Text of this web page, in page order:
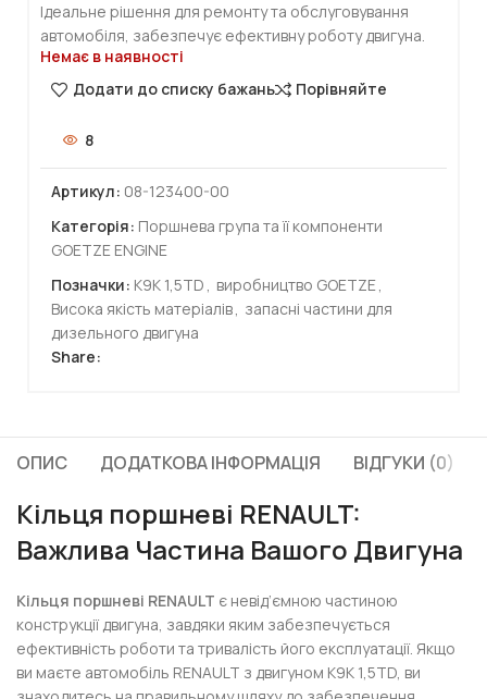
Ідеальне рішення для ремонту та обслуговування
автомобіля, забезпечує ефективну роботу двигуна.
Немає в наявності
Додати до списку бажань
Порівняйте
8
Артикул: 08-123400-00
Категорія: Поршнева група та її компоненти
GOETZE ENGINE
Позначки: K9K 1,5TD , виробництво GOETZE,
Висока якість матеріалів, запасні частини для
дизельного двигуна
Share:
ОПИС ДОДАТКОВА ІНФОРМАЦІЯ ВІДГУКИ (0)
Кільця поршневі RENAULT:
Важлива Частина Вашого Двигуна
Кільця поршневі RENAULT є невід’ємною частиною
конструкції двигуна, завдяки яким забезпечується
ефективність роботи та тривалість його експлуатації. Якщо
ви маєте автомобіль RENAULT з двигуном K9K 1,5TD, ви